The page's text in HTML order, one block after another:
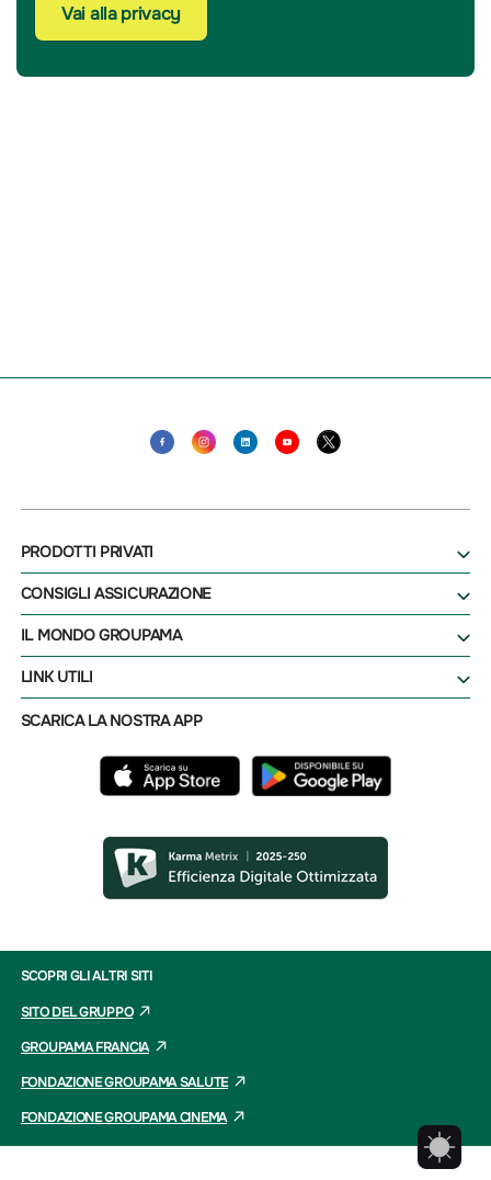
Vai alla privacy
PRODOTTI PRIVATI
CONSIGLI ASSICURAZIONE
IL MONDO GROUPAMA
LINK UTILI
SCARICA LA NOSTRA APP
SCOPRI GLI ALTRI SITI
SITO DEL GRUPPO
GROUPAMA FRANCIA
FONDAZIONE GROUPAMA SALUTE
FONDAZIONE GROUPAMA CINEMA